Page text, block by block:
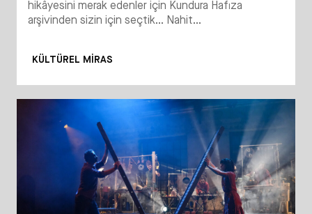
hikâyesini merak edenler için Kundura Hafıza
arşivinden sizin için seçtik... Nahit...
KÜLTÜREL MIRAS